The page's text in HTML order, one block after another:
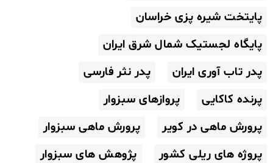
پایتخت شیره پزی خراسان
پایگاه لجستیک شمال شرق ایران
پدر تاب آوری ایران
پدر نثر فارسی
پرنده کاکایی
پروازهای سبزوار
پرورش ماهی در کویر
پرورش ماهی سبزوار
پروژه های ریلی کشور
پژوهش های سبزوار